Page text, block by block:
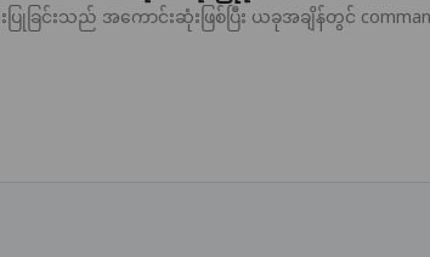
ြုခြင်းသည် အကောင်းဆုံးဖြစ်ပြီး ယခုအချိန်တွင်